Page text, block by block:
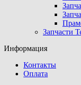
Запчасти
Информация
Контакты
Оплата